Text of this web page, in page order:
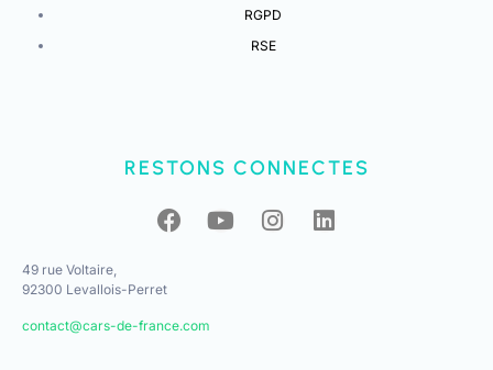
RGPD
RSE
RESTONS CONNECTES
49 rue Voltaire,
92300 Levallois-Perret
contact@cars-de-france.com